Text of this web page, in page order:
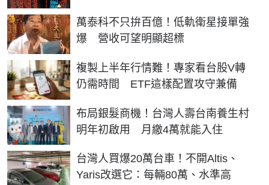
萬泰科不只拚百億！低軌衛星接單強
爆 營收可望明顯超標
複製上半年行情難！專家看台股V轉
仍需時間 ETF這樣配置攻守兼備
布局銀髮商機！台灣人壽台南養生村
明年初啟用 月繳4萬就能入住
台灣人買爆20萬台車！不開Altis、
Yaris改選它：每輛80萬、水準高